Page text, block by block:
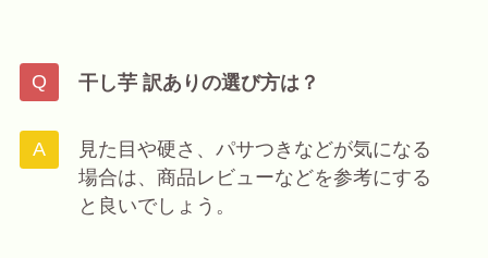
干し芋 訳ありの選び方は？
見た目や硬さ、パサつきなどが気になる
場合は、商品レビューなどを参考にする
と良いでしょう。